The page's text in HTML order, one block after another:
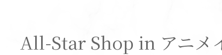
All-Star Shop in アニメ